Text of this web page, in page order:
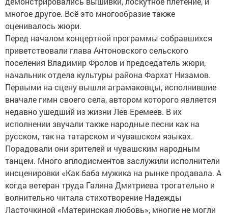
многое другое. Всё это многообразие также
оценивалось жюри.
Перед началом концертной программы собравшихся
приветствовали глава Антоновского сельского
поселения Владимир Фролов и председатель жюри,
начальник отдела культуры района Фархат Низамов.
Первыми на сцену вышли аграмаковцы, исполнившие
вначале гимн своего села, автором которого является
недавно ушедший из жизни Лев Еремеев. В их
исполнении звучали также народные песни как на
русском, так на татарском и чувашском языках.
Порадовали они зрителей и чувашским народным
танцем. Много аплодисментов заслужили исполнители
инсценировки «Как баба мужика на рынке продавала. А
когда ветеран труда Галина Дмитриева трогательно и
волнительно читала стихотворение Надежды
Ласточкиной «Материнская любовь», многие не могли